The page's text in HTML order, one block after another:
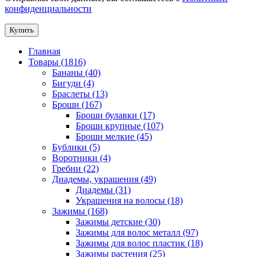
конфиденциальности
Купить
Главная
Товары (1816)
Бананы (40)
Бигуди (4)
Браслеты (13)
Броши (167)
Броши булавки (17)
Броши крупные (107)
Броши мелкие (45)
Бублики (5)
Воротники (4)
Гребни (22)
Диадемы, украшения (49)
Диадемы (31)
Украшения на волосы (18)
Зажимы (168)
Зажимы детские (30)
Зажимы для волос металл (97)
Зажимы для волос пластик (18)
Зажимы растения (25)